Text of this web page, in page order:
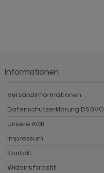
Informationen
Versandinformationen
Datenschutzerklärung DSGVO
Unsere AGB
Impressum
Kontakt
Widerrufsrecht